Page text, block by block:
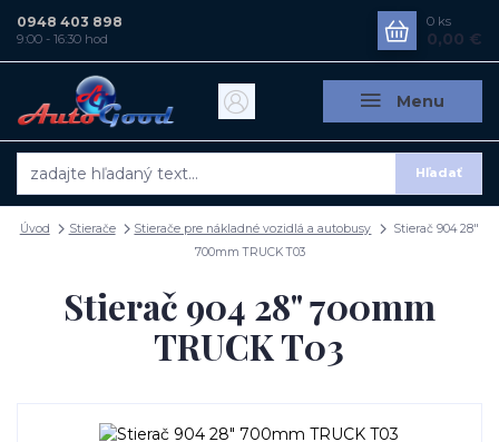
Menu
Hľadať
0948 403 898
9:00 - 16:30 hod
0 ks
0,00 €
Úvod Stierače Stierače pre nákladné vozidlá a autobusy
Stierač 904 28"
700mm TRUCK T03
Stierač 904 28" 700mm
TRUCK T03